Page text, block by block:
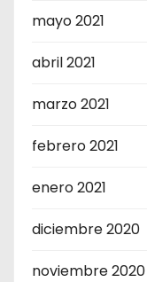
mayo 2021
abril 2021
marzo 2021
febrero 2021
enero 2021
diciembre 2020
noviembre 2020